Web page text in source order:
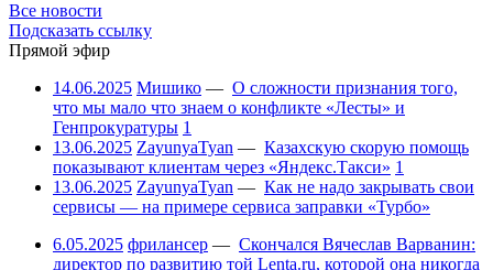
Все новости
Подсказать ссылку
Прямой эфир
14.06.2025 Мишико — О сложности признания того,
что мы мало что знаем о конфликте «Лесты» и
Генпрокуратуры 1
13.06.2025 ZayunyaTyan — Казахскую скорую помощь
показывают клиентам через «Яндекс.Такси» 1
13.06.2025 ZayunyaTyan — Как не надо закрывать свои
сервисы — на примере сервиса заправки «Турбо»
6.05.2025 фрилансер — Скончался Вячеслав Варванин:
директор по развитию той Lenta.ru, которой она никогда